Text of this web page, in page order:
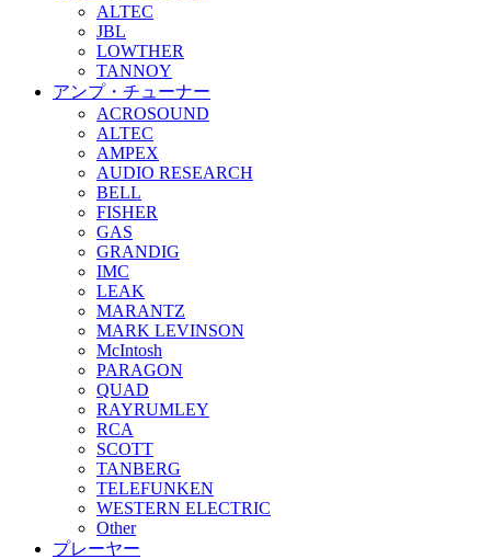
ALTEC
JBL
LOWTHER
TANNOY
アンプ・チューナー
ACROSOUND
ALTEC
AMPEX
AUDIO RESEARCH
BELL
FISHER
GAS
GRANDIG
IMC
LEAK
MARANTZ
MARK LEVINSON
McIntosh
PARAGON
QUAD
RAYRUMLEY
RCA
SCOTT
TANBERG
TELEFUNKEN
WESTERN ELECTRIC
Other
プレーヤー